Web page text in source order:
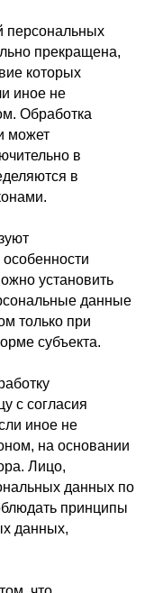
персональных
прекращена,
которых
иное не
Обработка
может
в
в
установить
данные
только при
субъекта.
с согласия
иное не
на основании
Лицо,
данных по
принципы
данных,